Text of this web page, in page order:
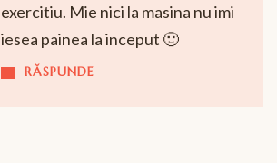
RĂSPUNDE
exercitiu. Mie nici la masina nu imi
iesea painea la inceput 🙂